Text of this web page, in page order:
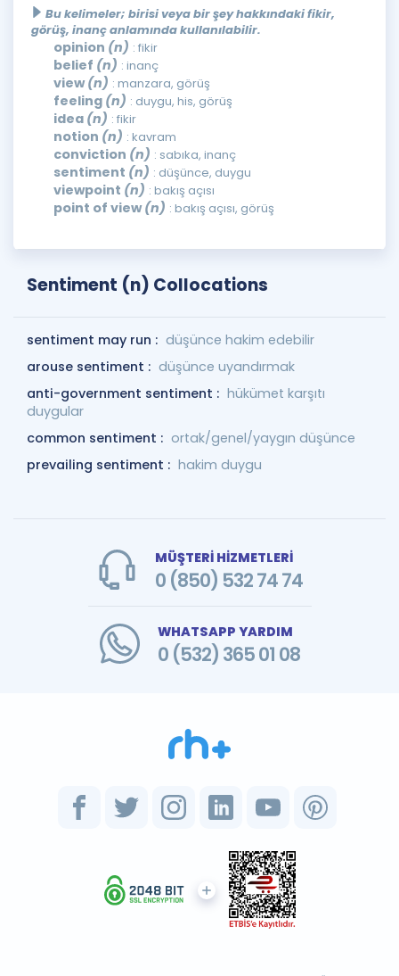
Bu kelimeler; birisi veya bir şey hakkındaki fikir,
görüş, inanç anlamında kullanılabilir.
opinion (n) : fikir
belief (n) : inanç
view(n) : manzara, görüş
feeling (n) : duygu, his, görüş
idea (n) : fikir
notion (n) : kavram
conviction (n) : sabıka, inanç
sentiment (n) : düşünce, duygu
viewpoint (n) : bakış açısı
point of view(n) : bakış açısı, görüş
Sentiment (n) Collocations
sentiment may run : düşünce hakim edebilir
arouse sentiment : düşünce uyandırmak
anti-government sentiment : hükümet karşıtı
duygular
common sentiment : ortak/genel/yaygın düşünce
prevailing sentiment : hakim duygu
MÜŞTERİ HİZMETLERİ
0 (850) 532 74 74
WHATSAPP YARDIM
0 (532) 365 01 08